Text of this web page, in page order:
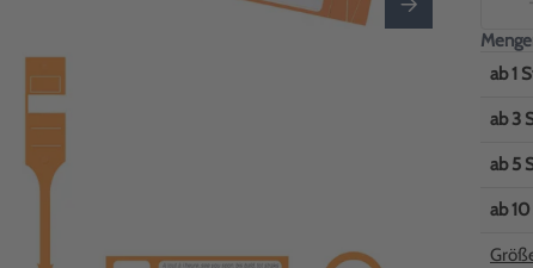
ab1
ab3
ab5
ab10